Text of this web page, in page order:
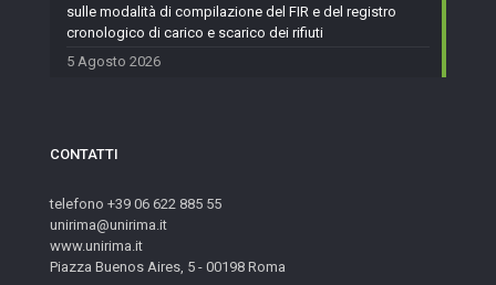
sulle modalità di compilazione del FIR e del registro
cronologico di carico e scarico dei rifiuti
5 Agosto 2026
CONTATTI
telefono +39 06 622 885 55
unirima@unirima.it
www.unirima.it
Piazza Buenos Aires, 5 - 00198 Roma